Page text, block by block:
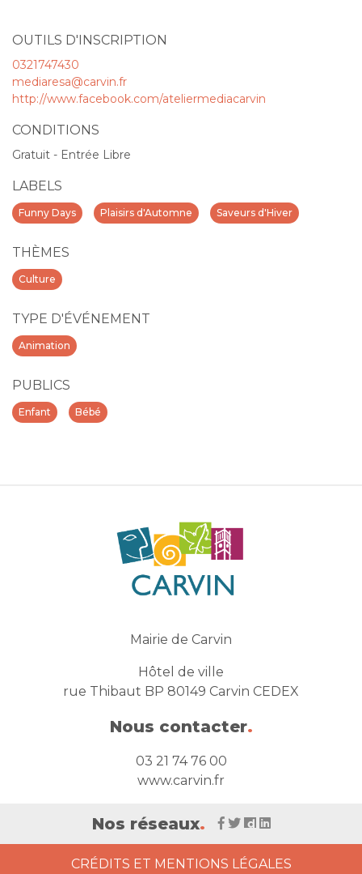
OUTILS D'INSCRIPTION
0321747430
mediaresa@carvin.fr
http://www.facebook.com/ateliermediacarvin
CONDITIONS
Gratuit - Entrée Libre
LABELS
Funny Days Plaisirs d'Automne Saveurs d'Hiver
THÈMES
Culture
TYPE D'ÉVÉNEMENT
Animation
PUBLICS
Enfant Bébé
Mairie de Carvin
Hôtel de ville
rue Thibaut BP 80149 Carvin CEDEX
Nous contacter.
03 21 74 76 00
www.carvin.fr
Nos réseaux.
CRÉDITS ET MENTIONS LÉGALES